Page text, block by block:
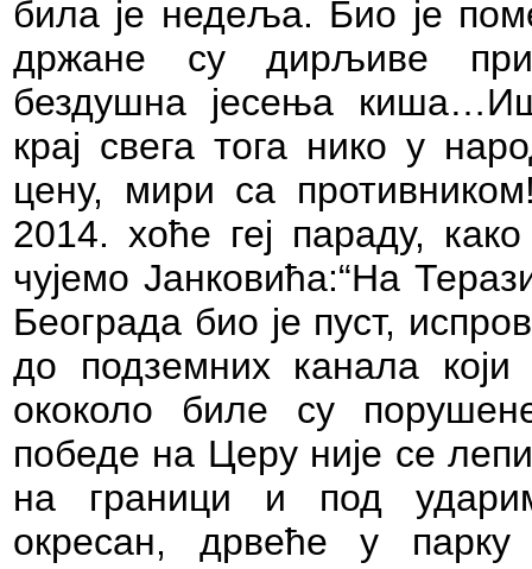
била је недеља. Био је
држане су дирљиве
бездушна јесења
крај свега тога нико у
цену, мири са
2014. хоће геј параду,
чујемо Јанковића:“На
Београда био је пуст,
до подземних канала
ококоло биле су
победе на Церу није се
на граници и под
окресан, дрвеће у парку